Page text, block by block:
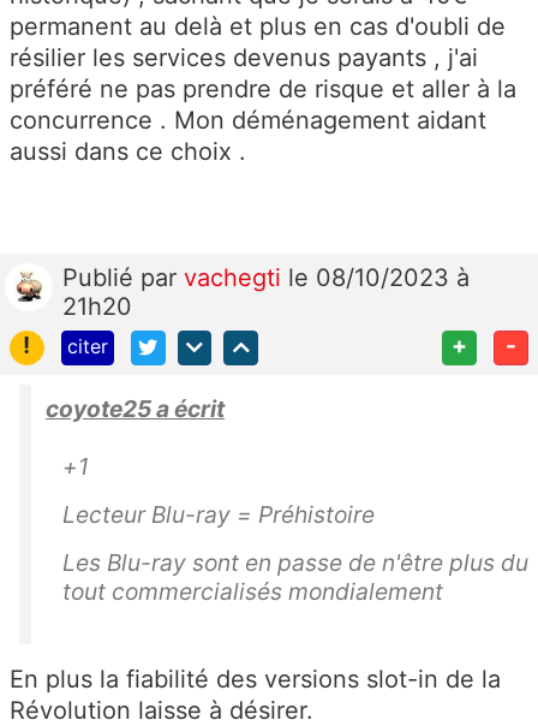
permanent au delà et plus en cas d'oubli de
résilier les services devenus payants , j'ai
préféré ne pas prendre de risque et aller à la
concurrence . Mon déménagement aidant
aussi dans ce choix .
Publié par vachegti le 08/10/2023 à
21h20
!
citer + -
coyote25 a écrit
+1
Lecteur Blu-ray = Préhistoire
Les Blu-ray sont en passe de n'être plus du
tout commercialisés mondialement
En plus la fiabilité des versions slot-in de la
Révolution laisse à désirer.